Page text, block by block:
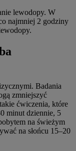
lewodopy. W
najmniej 2 godziny
Badania
zmniejszyć
ćwiczenia, które
minut dziennie, 5
na świeżym
na słońcu 15–20